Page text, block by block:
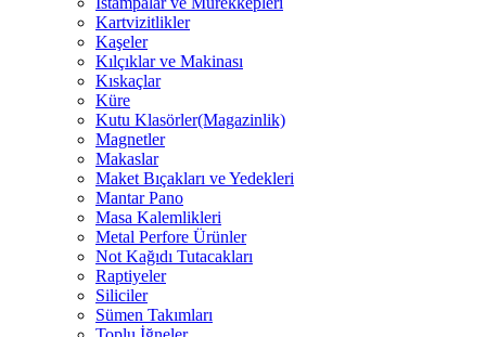
Kartvizitlikler
Kaşeler
Kılçıklar ve Makinası
Kıskaçlar
Küre
Kutu Klasörler(Magazinlik)
Magnetler
Makaslar
Maket Bıçakları ve Yedekleri
Mantar Pano
Masa Kalemlikleri
Metal Perfore Ürünler
Not Kağıdı Tutacakları
Raptiyeler
Siliciler
Sümen Takımları